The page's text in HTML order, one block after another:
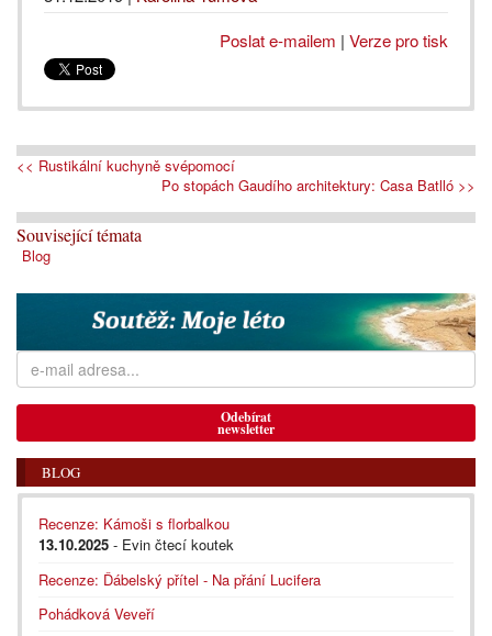
Poslat e-mailem | Verze pro tisk
<< Rustikální kuchyně svépomocí
Po stopách Gaudího architektury: Casa Batlló >>
Související témata
Blog
Odebírat
newsletter
BLOG
Recenze: Kámoši s florbalkou
13.10.2025 - Evin čtecí koutek
Recenze: Ďábelský přítel - Na přání Lucifera
Pohádková Veveří